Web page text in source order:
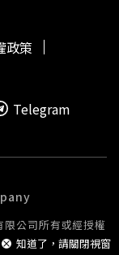
解析度分析發
現也解釋了過去
殊色澤的原因。
表。早在2017
一步指出，隨著
下鹽水，使內部
，裂縫便會突然
血瀑布。研究人
知道了，請關閉視窗
政策
Telegram
公司所有或經授權
送或公開傳輸。